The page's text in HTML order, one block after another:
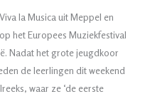
la Musica uit Meppel en
het Europees Muziekfestival
Nadat het grote jeugdkoor
de leerlingen dit weekend
waar ze ‘de eerste